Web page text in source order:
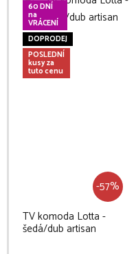
60 DNÍ
na
VRÁCENÍ
DOPRODEJ
POSLEDNÍ
kusy za
tuto cenu
-57%
TV komoda Lotta -
šedá/dub artisan